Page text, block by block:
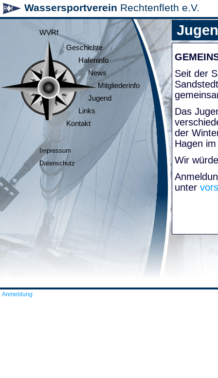
Wassersportverein Rechtenfleth e.V.
WVRf
Geschichte
Hafeninfo
News
Mitgliederinfo
Jugend
Links
Kontakt
Impressum
Datenschutz
Seit der
Das
der
Hagen
Wir
unter
Anmeldung